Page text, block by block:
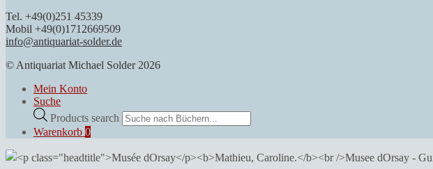
Tel. +49(0)251 45339
Mobil +49(0)1712669509
info@antiquariat-solder.de
© Antiquariat Michael Solder 2026
Mein Konto
Suche
Products search
Warenkorb 0